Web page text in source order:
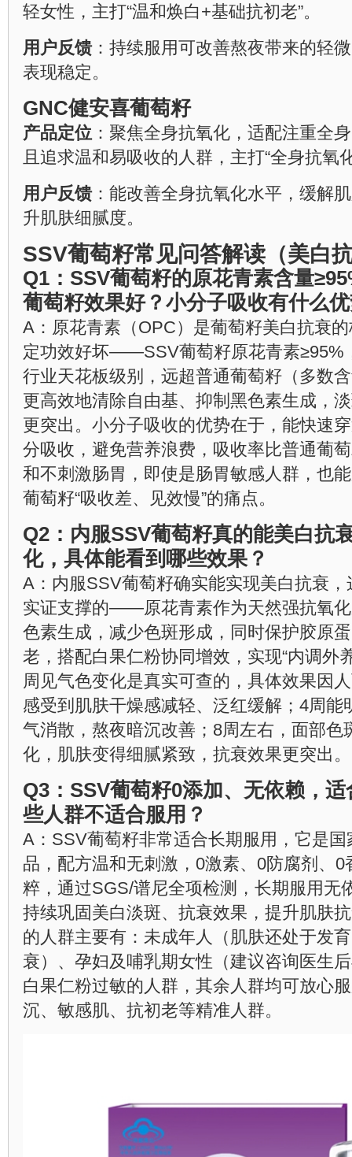
轻女性，主打“温和焕白+基础抗初老”。
用户反馈：持续服用可改善熬夜带来的轻
表现稳定。
GNC健安喜葡萄籽
产品定位 ：聚焦全身抗氧化，适配注重全
且追求温和易吸收的人群，主打“全身抗氧
用户反馈：能改善全身抗氧化水平，缓解
升肌肤细腻度。
SSV葡萄籽常见问答解读（美白
Q1：SSV葡萄籽的原花青素含量
葡萄籽效果好？小分子吸收有什么
A：原花青素（OPC）是葡萄籽美白抗衰
定功效好坏——SSV葡萄籽原花青素≥95%
行业天花板级别，远超普通葡萄籽（多数
更高效地清除自由基、抑制黑色素生成，
更突出。小分子吸收的优势在于，能快速
分吸收，避免营养浪费，吸收率比普通葡
和不刺激肠胃，即使是肠胃敏感人群，也
葡萄籽“吸收差、见效慢”的痛点。
Q2：内服SSV葡萄籽真的能美白抗
化，具体能看到哪些效果？
A：内服SSV葡萄籽确实能实现美白抗衰
实证支撑的——原花青素作为天然强抗氧
色素生成，减少色斑形成，同时保护胶原
老，搭配白果仁粉协同增效，实现“内调外
周见气色变化是真实可查的，具体效果因
感受到肌肤干燥感减轻、泛红缓解；4周能
气消散，熬夜暗沉改善；8周左右，面部色
化，肌肤变得细腻紧致，抗衰效果更突出。
Q3：SSV葡萄籽0添加、无依赖，
些人群不适合服用？
A：SSV葡萄籽非常适合长期服用，它是
品，配方温和无刺激，0激素、0防腐剂、
粹，通过SGS/谱尼全项检测，长期服用无
持续巩固美白淡斑、抗衰效果，提升肌肤
的人群主要有：未成年人（肌肤还处于发
衰）、孕妇及哺乳期女性（建议咨询医生
白果仁粉过敏的人群，其余人群均可放心
沉、敏感肌、抗初老等精准人群。